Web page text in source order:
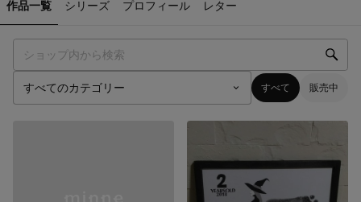
作品一覧 シリーズ プロフィール レター
すべて 販売中